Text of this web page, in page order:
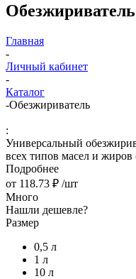
Обезжириватель
Главная
-
Личный кабинет
-
Каталог
-Обезжириватель
:
Универсальный
всех типов масел и
Подробнее
от 118.73 ₽ /шт
Много
Нашли дешевле?
Размер
0,5 л
1 л
10 л